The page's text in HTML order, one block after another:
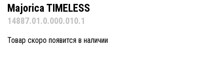
Majorica TIMELESS
14887.01.0.000.010.1
Товар скоро появится в наличии